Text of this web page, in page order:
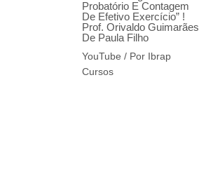
Probatório E Contagem
De Efetivo Exercício” !
Prof. Orivaldo Guimarães
De Paula Filho
YouTube / Por Ibrap
Cursos